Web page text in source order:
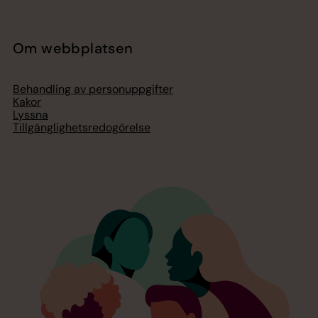
Om webbplatsen
Behandling av personuppgifter
Kakor
Lyssna
Tillgänglighetsredogörelse